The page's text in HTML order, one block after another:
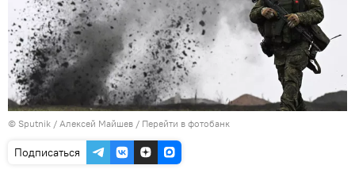
© Sputnik / Алексей Майшев / Перейти в фотобанк
Подписаться